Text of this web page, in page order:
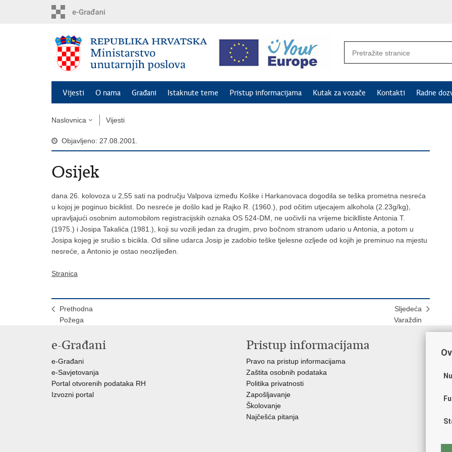
Vijesti O nama Građani Istaknute teme Pristup informacijama Kutak za vozače Kontakti Radne
Naslovnica Vijesti
Objavljeno: 27.08.2001.
Osijek
dana 26. kolovoza u 2,55 sati na području Valpova između Koške i Harkanovaca dogodila se teška prometna nesreća
u kojoj je poginuo biciklist. Do nesreće je došlo kad je Rajko R. (1960.), pod očitim utjecajem alkohola (2.23g/kg),
upravljajući osobnim automobilom registracijskih oznaka OS 524-DM, ne uočivši na vrijeme biciklliste Antonia T.
(1975.) i Josipa Takalića (1981.), koji su vozili jedan za drugim, prvo bočnom stranom udario u Antonia, a potom u
Josipa kojeg je srušio s bicikla. Od siline udarca Josip je zadobio teške tjelesne ozljede od kojih je preminuo na mjestu
nesreće, a Antonio je ostao neozlijeđen.
Stranica
Prethodna
Požega
Sljedeća
Varaždin
e-Građani
e-Građani
e-Savjetovanja
Portal otvorenih podataka RH
Izvozni portal
Pristup informacijama
Pravo na pristup informacijama
Zaštita osobnih podataka
Politika privatnosti
Zapošljavanje
Školovanje
Najčešća pitanja